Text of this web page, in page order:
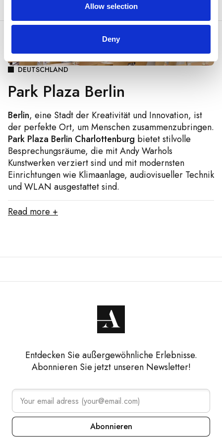
Allow selection
Deny
DEUTSCHLAND
Park Plaza Berlin
Berlin, eine Stadt der Kreativität und Innovation, ist
der perfekte Ort, um Menschen zusammenzubringen.
Park Plaza Berlin Charlottenburg bietet stilvolle
Besprechungsräume, die mit Andy Warhols
Kunstwerken verziert sind und mit modernsten
Einrichtungen wie Klimaanlage, audiovisueller Technik
und WLAN ausgestattet sind.
Read more +
Entdecken Sie außergewöhnliche Erlebnisse.
Abonnieren Sie jetzt unseren Newsletter!
Abonnieren